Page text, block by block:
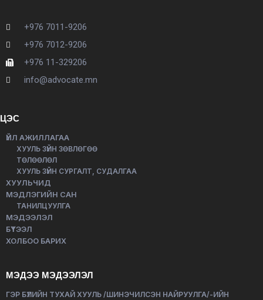
+976 7011-9206
+976 7012-9206
+976 11-329206
info@advocate.mn
ЦЭС
ҮЙЛ АЖИЛЛАГАА
ХУУЛЬ ЗҮЙН ЗӨВЛӨГӨӨ
ТӨЛӨӨЛӨЛ
ХУУЛЬ ЗҮЙН СУРГАЛТ, СУДАЛГАА
ХУУЛЬЧИД
МЭДЛЭГИЙН САН
ТАНИЛЦУУЛГА
МЭДЭЭЛЭЛ
БҮТЭЭЛ
ХОЛБОО БАРИХ
МЭДЭЭ МЭДЭЭЛЭЛ
ГЭР БҮЛИЙН ТУХАЙ ХУУЛЬ /ШИНЭЧИЛСЭН НАЙРУУЛГА/-ИЙН